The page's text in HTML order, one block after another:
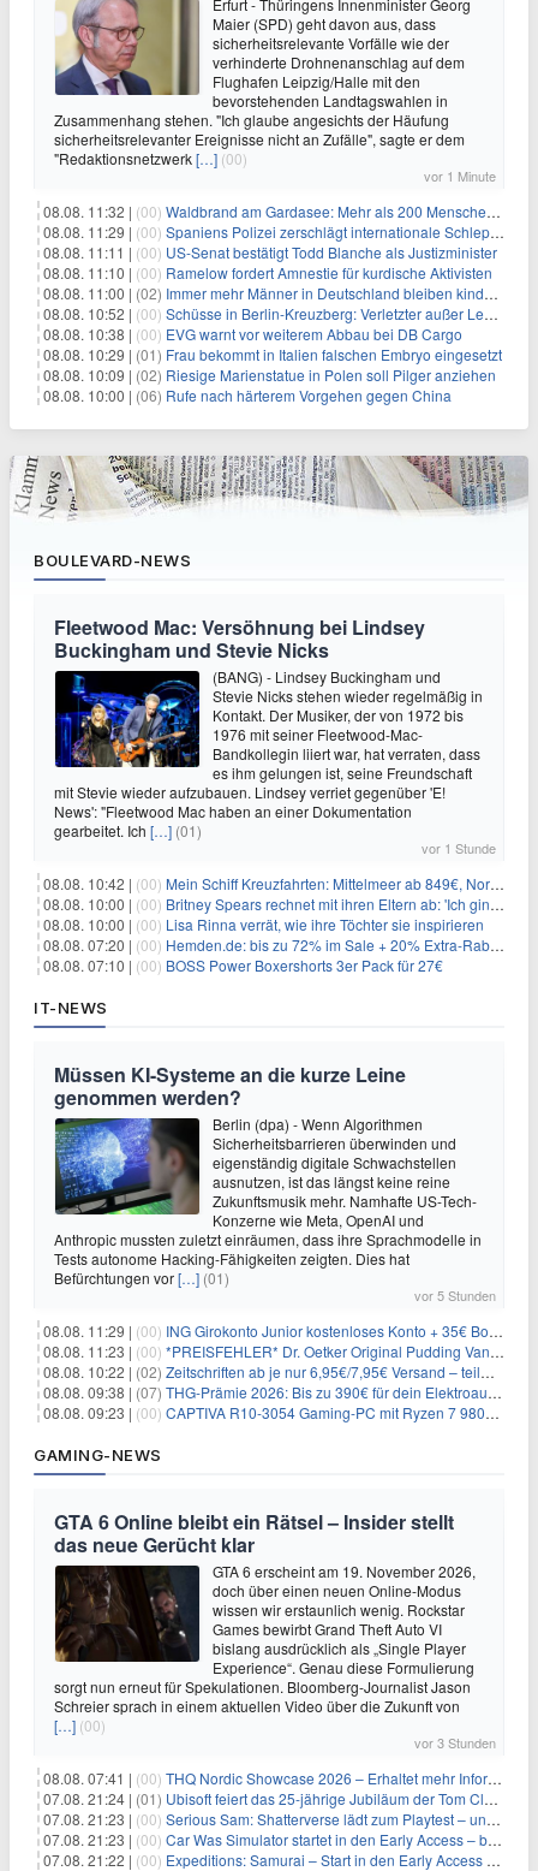
Erfurt - Thüringens Innenminister Georg
Maier (SPD) geht davon aus, dass
sicherheitsrelevante Vorfälle wie der
verhinderte Drohnenanschlag auf dem
Flughafen Leipzig/Halle mit den
bevorstehenden Landtagswahlen in
Zusammenhang stehen. "Ich glaube angesichts der Häufung
sicherheitsrelevanter Ereignisse nicht an Zufälle", sagte er dem
"Redaktionsnetzwerk[…] (00)
vor 1 Minute
08.08. 11:32 | (00) Waldbrand am Gardasee: Mehr als 200 Menschen evakuiert
08.08. 11:29 | (00) Spaniens Polizei zerschlägt internationale Schlepperbande
08.08. 11:11 | (00) US-Senat bestätigt Todd Blanche als Justizminister
08.08. 11:10 | (00) Ramelow fordert Amnestie für kurdische Aktivisten
08.08. 11:00 | (02) Immer mehr Männer in Deutschland bleiben kinderlos
08.08. 10:52 | (00) Schüsse in Berlin-Kreuzberg: Verletzter außer Lebensgefahr
08.08. 10:38 | (00) EVG warnt vor weiterem Abbau bei DB Cargo
08.08. 10:29 | (01) Frau bekommt in Italien falschen Embryo eingesetzt
08.08. 10:09 | (02) Riesige Marienstatue in Polen soll Pilger anziehen
08.08. 10:00 | (06) Rufe nach härterem Vorgehen gegen China
BOULEVARD-NEWS
Fleetwood Mac: Versöhnung bei Lindsey
Buckingham und Stevie Nicks
(BANG) - Lindsey Buckingham und
Stevie Nicks stehen wieder regelmäßig in
Kontakt. Der Musiker, der von 1972 bis
1976 mit seiner Fleetwood-Mac-
Bandkollegin liiert war, hat verraten, dass
es ihm gelungen ist, seine Freundschaft
mit Stevie wieder aufzubauen. Lindsey verriet gegenüber 'E!
News': "Fleetwood Mac haben an einer Dokumentation
gearbeitet. Ich […] (01)
vor 1 Stunde
08.08. 10:42 | (00) Mein Schiff Kreuzfahrten: Mittelmeer ab 849€, Norwegen ab 999€ p.P.
08.08. 10:00 | (00) Britney Spears rechnet mit ihren Eltern ab: 'Ich ging zwei Monate lang auf die Knie und weinte'
08.08. 10:00 | (00) Lisa Rinna verrät, wie ihre Töchter sie inspirieren
08.08. 07:20 | (00) Hemden.de: bis zu 72% im Sale + 20% Extra-Rabatt dank Gutschein
08.08. 07:10 | (00) BOSS Power Boxershorts 3er Pack für 27€
IT-NEWS
Müssen KI-Systeme an die kurze Leine
genommen werden?
Berlin (dpa) - Wenn Algorithmen
Sicherheitsbarrieren überwinden und
eigenständig digitale Schwachstellen
ausnutzen, ist das längst keine reine
Zukunftsmusik mehr. Namhafte US-Tech-
Konzerne wie Meta, OpenAI und
Anthropic mussten zuletzt einräumen, dass ihre Sprachmodelle in
Tests autonome Hacking-Fähigkeiten zeigten. Dies hat
Befürchtungen vor[…] (01)
vor 5 Stunden
08.08. 11:29 | (00) ING Girokonto Junior kostenloses Konto + 35€ Bonus
08.08. 11:23 | (00) *PREISFEHLER* Dr. Oetker Original Pudding Vanille 22er-Pack für 2,97€
08.08. 10:22 | (02) Zeitschriften ab je nur 6,95€/7,95€ Versand – teilweise selbstkündigend!
08.08. 09:38 | (07) THG-Prämie 2026: Bis zu 390€ für dein Elektroauto mit geld-fuer-eAuto.de
08.08. 09:23 | (00) CAPTIVA R10-3054 Gaming-PC mit Ryzen 7 9800X3D und RTX 5080 für 2.599€
GAMING-NEWS
GTA 6 Online bleibt ein Rätsel – Insider stellt
das neue Gerücht klar
GTA 6 erscheint am 19. November 2026,
doch über einen neuen Online-Modus
wissen wir erstaunlich wenig. Rockstar
Games bewirbt Grand Theft Auto VI
bislang ausdrücklich als „Single Player
Experience“. Genau diese Formulierung
sorgt nun erneut für Spekulationen. Bloomberg-Journalist Jason
Schreier sprach in einem aktuellen Video über die Zukunft von
[…] (00)
vor 3 Stunden
08.08. 07:41 | (00) THQ Nordic Showcase 2026 – Erhaltet mehr Informationen
07.08. 21:24 | (01) Ubisoft feiert das 25-jährige Jubiläum der Tom Clancy’s Ghost Recon-Reihe
07.08. 21:23 | (00) Serious Sam: Shatterverse lädt zum Playtest – und erscheint schon bald!
07.08. 21:23 | (00) Car Was Simulator startet in den Early Access – bald gehts los!
07.08. 21:22 | (00) Expeditions: Samurai – Start in den Early Access ab heute im feudalen Japan